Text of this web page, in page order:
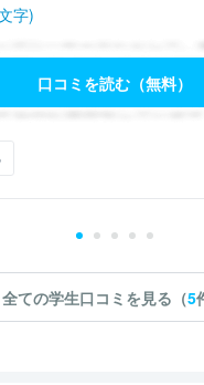
字)
口コミを読む（無料）
全ての学生口コミを見る（5